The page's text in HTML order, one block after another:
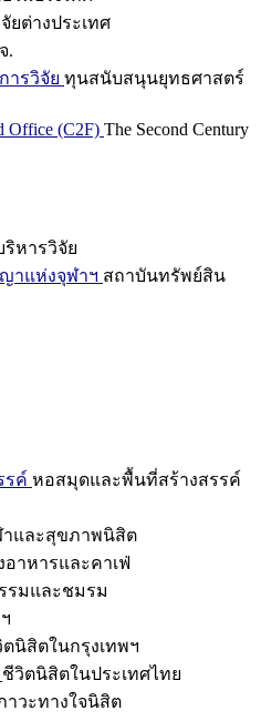
ยต่างประเทศ
.
ารวิจัย ทุนสนับสนุนยุทธศาสตร์
Office (C2F) The Second Century
หารวิจัย
าแห่งจุฬาฯ สถาบันทรัพย์สิน
รค์ หอสมุดและพื้นที่สร้างสรรค์
าและสุขภาพนิสิต
อาหารและคาเฟ่
รมและชมรม
นิสิตในกรุงเทพฯ
ชีวิตนิสิตในประเทศไทย
าวะทางใจนิสิต